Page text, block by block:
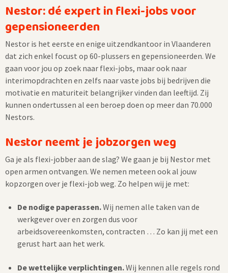
Nestor: dé expert in flexi-jobs voor
gepensioneerden
Nestor is het eerste en enige uitzendkantoor in Vlaanderen
dat zich enkel focust op 60-plussers en gepensioneerden. We
gaan voor jou op zoek naar flexi-jobs, maar ook naar
interimopdrachten en zelfs naar vaste jobs bij bedrijven die
motivatie en maturiteit belangrijker vinden dan leeftijd. Zij
kunnen ondertussen al een beroep doen op meer dan 70.000
Nestors.
Nestor neemt je jobzorgen weg
Ga je als flexi-jobber aan de slag? We gaan je bij Nestor met
open armen ontvangen. We nemen meteen ook al jouw
kopzorgen over je flexi-job weg. Zo helpen wij je met:
De nodige paperassen.Wij nemen alle taken van de
werkgever over en zorgen dus voor
arbeidsovereenkomsten, contracten … Zo kan jij met een
gerust hart aan het werk.
De wettelijke verplichtingen.Wij kennen alle regels rond